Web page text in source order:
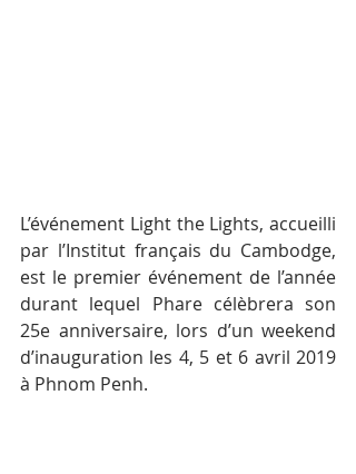
L’événement Light the Lights, accueilli
par l’Institut français du Cambodge,
est le premier événement de l’année
durant lequel Phare célèbrera son
25e anniversaire, lors d’un weekend
d’inauguration les 4, 5 et 6 avril 2019
à Phnom Penh.